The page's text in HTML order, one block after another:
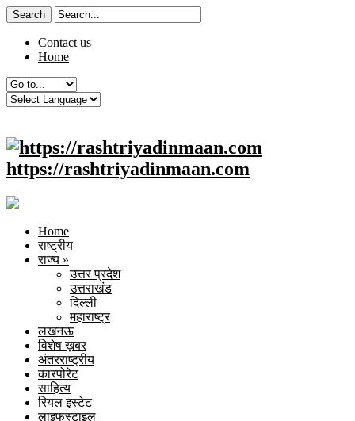
Contact us
Home
https://rashtriyadinmaan.com
Home
राष्ट्रीय
राज्य »
उत्तर प्रदेश
उत्तराखंड
दिल्ली
महाराष्ट्र
लखनऊ
विशेष ख़बर
अंतरराष्ट्रीय
कारपोरेट
साहित्य
रियल इस्टेट
लाइफस्टाइल